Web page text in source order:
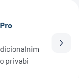
privabi